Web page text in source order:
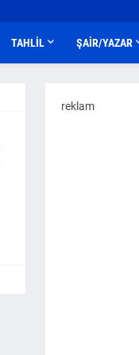
TAHLİL ŞAİR/YAZAR
reklam